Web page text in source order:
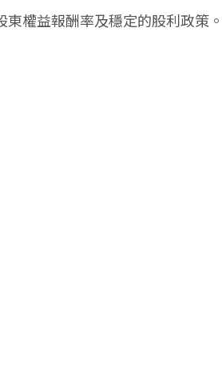
東權益報酬率及穩定的股利政策